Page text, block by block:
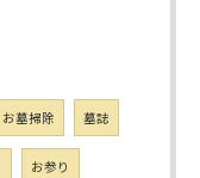
お墓掃除 墓誌
お参り